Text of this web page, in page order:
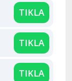
TIKLA
TIKLA
TIKLA